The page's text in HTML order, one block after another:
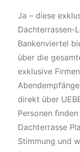
Ja – diese
Dachterrassen-
Bankenviertel
über die
exklusive
direkt über
Personen
Dachterrasse
Stimmung und